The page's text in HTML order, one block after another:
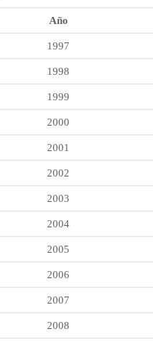
Año
1997
1998
1999
2000
2001
2002
2003
2004
2005
2006
2007
2008